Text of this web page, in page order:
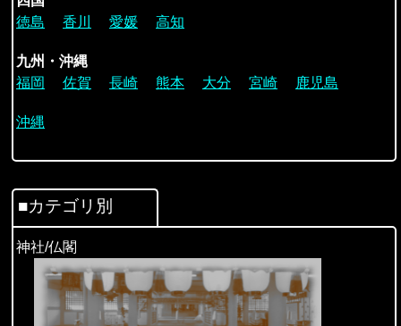
徳島
香川 愛媛 高知
九州・沖縄
福岡
佐賀 長崎 熊本 大分 宮崎 鹿児島
沖縄
■カテゴリ別
神社/仏閣